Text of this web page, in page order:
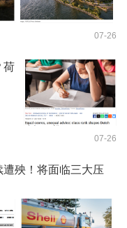
07-26
荷
07-26
殃！将面临三大压